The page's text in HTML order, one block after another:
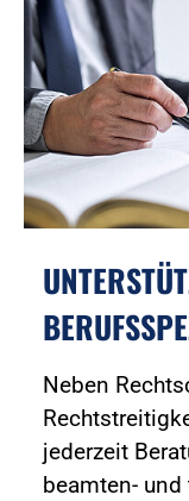
Neben
jederzeit
beamten-